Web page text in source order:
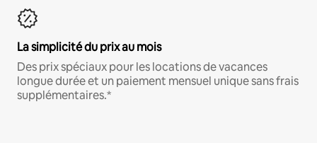
La simplicité du prix au mois
Des prix spéciaux pour les locations de vacances
longue durée et un paiement mensuel unique sans frais
supplémentaires.*